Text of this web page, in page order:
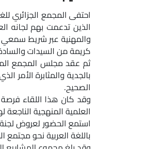
الذين تدعمت بهم لجانه
والمهنية عبر شريط سمعي
كريمة من السيدات
ثم عقد مجلس المجمع
بالجدية والمثابرة الأمر
الصحيح.
وقد كان هذا اللقاء
العلمية المنهجية الناجعة
استمع الحضور لعروض لجنة
باللغة العربية نحو مجتمع